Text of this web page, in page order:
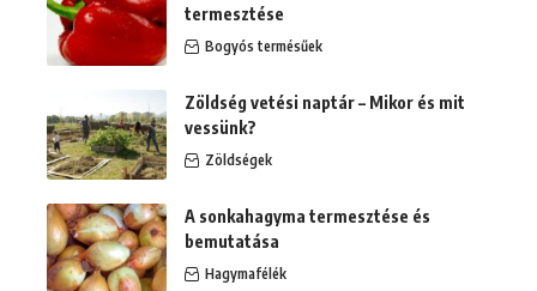
termesztése
Bogyós termésűek
Zöldség vetési naptár – Mikor és mit
vessünk?
Zöldségek
A sonkahagyma termesztése és
bemutatása
Hagymafélék